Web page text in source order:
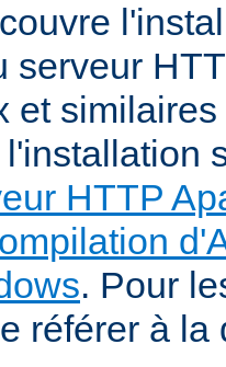
serveur
et
HTTP
. Pour
référer à